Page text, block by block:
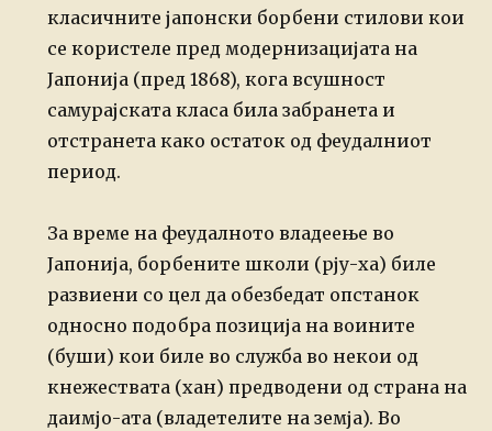
класичните јапонски борбени стилови кои
се користеле пред модернизацијата на
Јапонија (пред 1868), кога всушност
самурајската класа била забранета и
отстранета како остаток од феудалниот
период.
За време на феудалното владеење во
Јапонија, борбените школи (рју-ха) биле
развиени со цел да обезбедат опстанок
односно подобра позиција на воините
(буши) кои биле во служба во некои од
кнежествата (хан) предводени од страна на
даимјо-ата (владетелите на земја). Во